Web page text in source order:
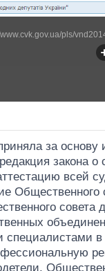
pls/
за
закона
всей
совета